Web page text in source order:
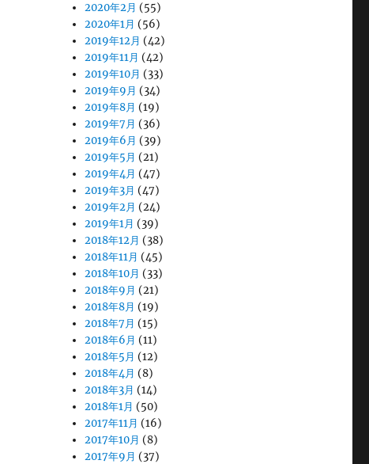
2020年2月 (55)
2020年1月 (56)
2019年12月 (42)
2019年11月 (42)
2019年10月 (33)
2019年9月 (34)
2019年8月 (19)
2019年7月 (36)
2019年6月 (39)
2019年5月 (21)
2019年4月 (47)
2019年3月 (47)
2019年2月 (24)
2019年1月 (39)
2018年12月 (38)
2018年11月 (45)
2018年10月 (33)
2018年9月 (21)
2018年8月 (19)
2018年7月 (15)
2018年6月 (11)
2018年5月 (12)
2018年4月 (8)
2018年3月 (14)
2018年1月 (50)
2017年11月 (16)
2017年10月 (8)
2017年9月 (37)